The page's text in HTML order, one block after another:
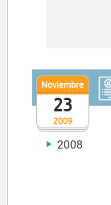
2009
Noviembre
23
2008